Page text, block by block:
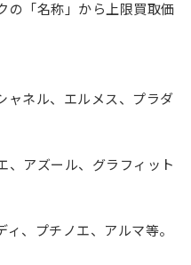
の「名称」から上限買取価
ャネル、エルメス、プラダ
、アズール、グラフィット
、プチノエ、アルマ等。